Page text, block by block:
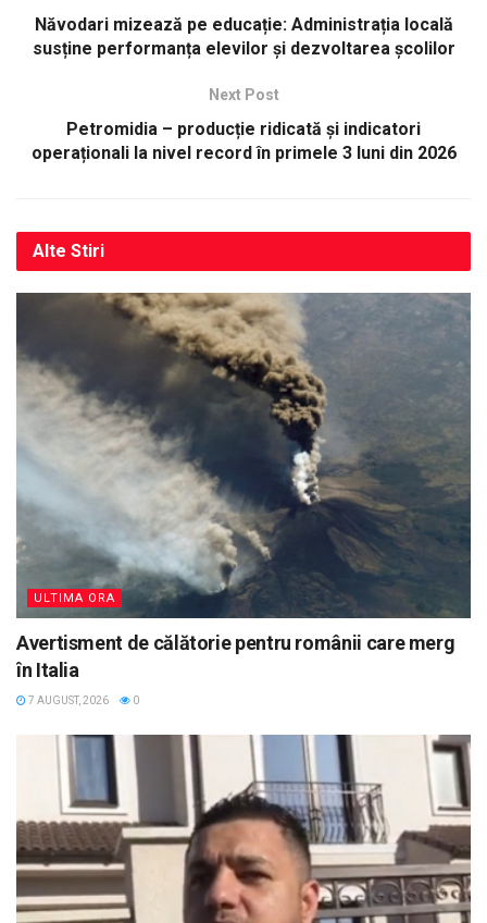
Năvodari mizează pe educație: Administrația locală
susține performanța elevilor și dezvoltarea școlilor
Next Post
Petromidia – producție ridicată și indicatori
operaționali la nivel record în primele 3 luni din 2026
Alte Stiri
ULTIMA ORA
Avertisment de călătorie pentru românii care merg
în Italia
7 AUGUST, 2026 0